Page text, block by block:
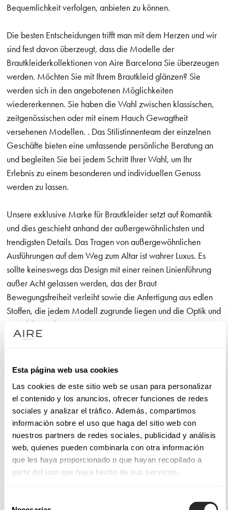
Esta página web usa cookies
Las cookies de este sitio web se usan para personalizar
el contenido y los anuncios, ofrecer funciones de redes
sociales y analizar el tráfico. Además, compartimos
información sobre el uso que haga del sitio web con
nuestros partners de redes sociales, publicidad y análisis
web, quienes pueden combinarla con otra información
que les haya proporcionado o que hayan recopilado a
partir del uso que haya hecho de sus servicios.
Bequemlichkeit verfolgen, anbieten zu können.
Die besten Entscheidungen trifft man mit dem Herzen und wir
sind fest davon überzeugt, dass die Modelle der
Brautkleiderkollektionen von Aire Barcelona Sie überzeugen
werden. Möchten Sie mit Ihrem Brautkleid glänzen? Sie
werden sich in den angebotenen Möglichkeiten
wiedererkennen. Sie haben die Wahl zwischen klassischen,
zeitgenössischen oder mit einem Hauch Gewagtheit
versehenen Modellen. . Das Stilistinnenteam der einzelnen
Geschäfte bieten eine umfassende persönliche Beratung an
und begleiten Sie bei jedem Schritt Ihrer Wahl, um Ihr
Erlebnis zu einem besonderen und individuellen Genuss
werden zu lassen.
Unsere exklusive Marke für Brautkleider setzt auf Romantik
und dies geschieht anhand der außergewöhnlichsten und
trendigsten Details. Das Tragen von außergewöhnlichen
Ausführungen auf dem Weg zum Altar ist wahrer Luxus. Es
sollte keineswegs das Design mit einer reinen Linienführung
außer Acht gelassen werden, das der Braut
Bewegungsfreiheit verleiht sowie die Anfertigung aus edlen
Stoffen, die jedem Modell zugrunde liegen und die Optik und
Haptik bezaubern
und Applikationen versehen, die einen bewundernswerten
Stil hervorheben. Dabei kann es sich um
meerjungfrau
brautkleider mit geschnürtem Brust- und Taillenbereich
handeln, die den Körper zart und mit der richtigen Brise
Gewagtheit umhüllen.
In unseren Kollektionen an Brautkleidern Aire Atelier, Aire